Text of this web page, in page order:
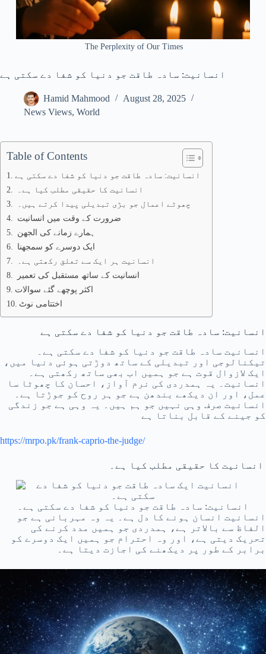
The Perplexity of Our Times
انسانیت: سادہ طاقت جو دنیا کو شفا دے سکتی ہے
Hamid Mahmood
August 28, 2025
News Views, World
Table of Contents
انسانیت: سادہ طاقت جو دنیا کو شفا دے سکتی ہے
انسانیت کا حقیقی مطلب کیا ہے۔
چھوٹے اعمال جو بڑی تبدیلی پیدا کرتے ہیں۔
ضرورت کے وقت میں انسانیت
ہمارے زمانے کی الجھن
ایک دوسرے کو سمجھنا
انسانیت ہر ایک سے تعلق رکھتی ہے۔
انسانیت کے ساتھ مستقبل کی تعمیر
اکثر پوچھے گئے سوالات
اختتامی نوٹ
انسانیت: سادہ طاقت جو دنیا کو شفا دے سکتی ہے
تیکنالوجی اور تبدیلی کے ساتھ دوڑتی ہوئی دنیا میں،
ایک لازوال قوت ہے جو ہمیں اب بھی ساتھ رکھتی ہے۔
انسانیت۔ یہ ہمدردی کی نرم آواز، احسان کا چھوٹا سا
عمل، اور ان دیکھے بندھن ہے جو ہر روح کو جوڑتا ہے۔
انسانیت صرف وہی نہیں جو ہم ہیں۔ یہ وہی ہے جو زندگی
کو جینے کے قابل بناتا ہے
https://mrpo.pk/frank-caprio-the-judge/
انسانیت کا حقیقی مطلب کیا ہے۔
انسانیت: سادہ طاقت جو دنیا کو شفا دے سکتی ہے۔
انسانیت انسان ہونے کا دل ہے۔ یہ وہ مہربانی ہے جو
الفاظ سے بالاتر ہے، ہمدردی جو ہمیں مدد کرنے کی
تحریک دیتی ہے، اور وہ احترام جو ہمیں ایک دوسرے کو
برابر کے طور پر دیکھنے کی اجازت دیتا ہے۔